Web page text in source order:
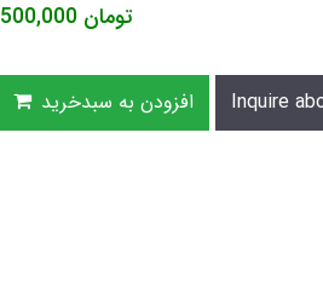
500,000 تومان
افزودن به سبدخرید Inquire